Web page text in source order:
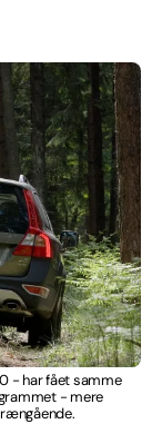
- har fået samme
- mere